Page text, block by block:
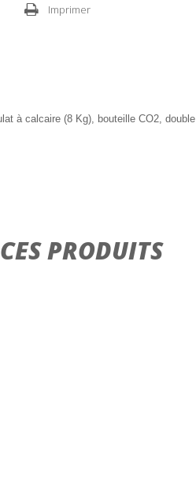
Imprimer
à calcaire (8 Kg), bouteille CO2, double
PRODUITS